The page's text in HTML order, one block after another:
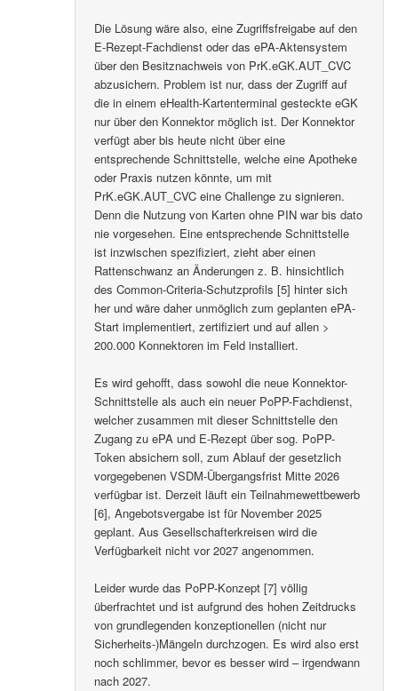
Die Lösung wäre also, eine Zugriffsfreigabe auf den
E-Rezept-Fachdienst oder das ePA-Aktensystem
über den Besitznachweis von PrK.eGK.AUT_CVC
abzusichern. Problem ist nur, dass der Zugriff auf
die in einem eHealth-Kartenterminal gesteckte eGK
nur über den Konnektor möglich ist. Der Konnektor
verfügt aber bis heute nicht über eine
entsprechende Schnittstelle, welche eine Apotheke
oder Praxis nutzen könnte, um mit
PrK.eGK.AUT_CVC eine Challenge zu signieren.
Denn die Nutzung von Karten ohne PIN war bis dato
nie vorgesehen. Eine entsprechende Schnittstelle
ist inzwischen spezifiziert, zieht aber einen
Rattenschwanz an Änderungen z. B. hinsichtlich
des Common-Criteria-Schutzprofils [5] hinter sich
her und wäre daher unmöglich zum geplanten ePA-
Start implementiert, zertifiziert und auf allen >
200.000 Konnektoren im Feld installiert.
Es wird gehofft, dass sowohl die neue Konnektor-
Schnittstelle als auch ein neuer PoPP-Fachdienst,
welcher zusammen mit dieser Schnittstelle den
Zugang zu ePA und E-Rezept über sog. PoPP-
Token absichern soll, zum Ablauf der gesetzlich
vorgegebenen VSDM-Übergangsfrist Mitte 2026
verfügbar ist. Derzeit läuft ein Teilnahmewettbewerb
[6], Angebotsvergabe ist für November 2025
geplant. Aus Gesellschafterkreisen wird die
Verfügbarkeit nicht vor 2027 angenommen.
Leider wurde das PoPP-Konzept [7] völlig
überfrachtet und ist aufgrund des hohen Zeitdrucks
von grundlegenden konzeptionellen (nicht nur
Sicherheits-)Mängeln durchzogen. Es wird also erst
noch schlimmer, bevor es besser wird – irgendwann
nach 2027.